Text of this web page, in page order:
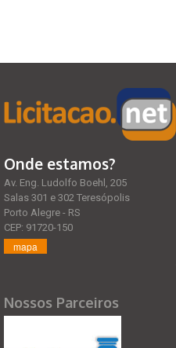
Onde estamos?
Av. Eng. Ludolfo Boehl, 205
Salas 301 e 302 Teresópolis
Porto Alegre - RS
CEP: 91720-150
mapa
Nossos Parceiros